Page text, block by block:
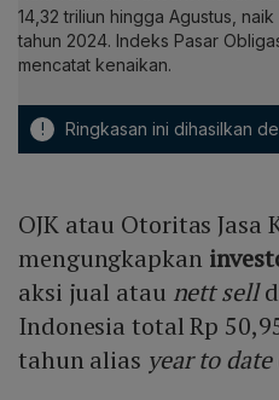
14,32 triliun hingga Agustus,
tahun 2024. Indeks Pasar
mencatat kenaikan.
! Ringkasan ini dihasilkan
OJK atau Otoritas Jasa
mengungkapkan
aksi jual atau nett sell
Indonesia total Rp
tahun alias year to date